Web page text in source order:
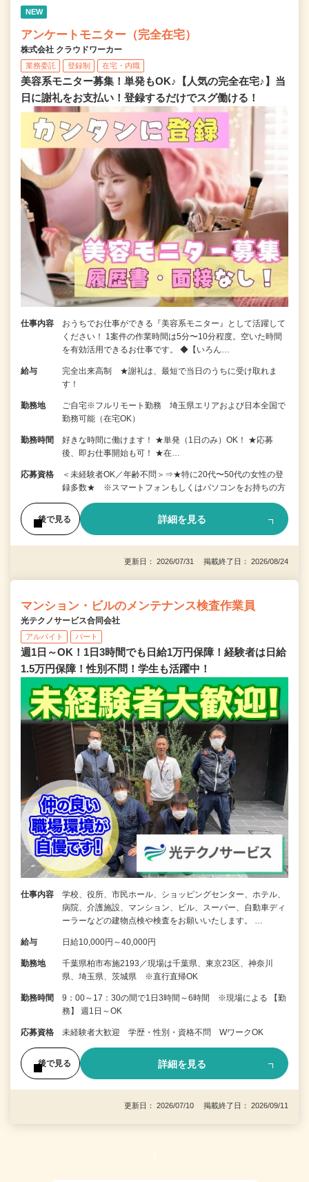
NEW
アンケートモニター（完全在宅）
株式会社 クラウドワーカー
業務委託 登録制 在宅・内職
美容系モニター募集！単発もOK♪【人気の完全在宅♪】当
日に謝礼をお支払い！登録するだけでスグ働ける！
仕事内容
おうちでお仕事ができる『美容系モニター』として活躍して
ください！ 1案件の作業時間は5分〜10分程度。空いた時間
を有効活用できるお仕事です。 ◆【いろん…
給与
完全出来高制 ★謝礼は、最短で当日のうちに受け取れま
す！
勤務地
ご自宅※フルリモート勤務 埼玉県エリアおよび日本全国で
勤務可能（在宅OK）
勤務時間
好きな時間に働けます！ ★単発（1日のみ）OK！ ★応募
後、即お仕事開始も可！ ★在…
応募資格
＜未経験者OK／年齢不問＞⇒★特に20代〜50代の女性の登
録多数★ ※スマートフォンもしくはパソコンをお持ちの方
後で見る 詳細を見る
更新日： 2026/07/31 掲載終了日： 2026/08/24
マンション・ビルのメンテナンス検査作業員
光テクノサービス合同会社
アルバイト パート
週1日～OK！1日3時間でも日給1万円保障！経験者は日給
1.5万円保障！性別不問！学生も活躍中！
仕事内容
学校、役所、市民ホール、ショッピングセンター、ホテル、
病院、介護施設、マンション、ビル、スーパー、自動車ディ
ーラーなどの建物点検や検査をお願いいたします。 …
給与 日給10,000円～40,000円
勤務地
千葉県柏市布施2193／現場は千葉県、東京23区、神奈川
県、埼玉県、茨城県 ※直行直帰OK
勤務時間
9：00～17：30の間で1日3時間～6時間 ※現場による 【勤
務】 週1日～OK
応募資格 未経験者大歓迎 学歴・性別・資格不問 WワークOK
後で見る 詳細を見る
更新日： 2026/07/10 掲載終了日： 2026/09/11
1